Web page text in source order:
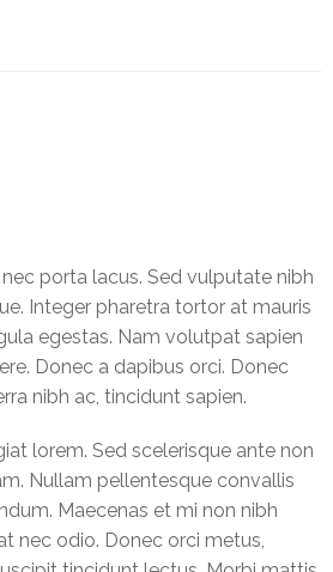
porta lacus. Sed vulputate nibh
Integer pharetra tortor at mauris
egestas. Nam volutpat sapien
Donec a dapibus orci. Donec
nibh ac, tincidunt sapien.
lorem. Sed scelerisque ante non
Nullam pellentesque convallis
Maecenas et mi non nibh
nec odio. Donec orci metus,